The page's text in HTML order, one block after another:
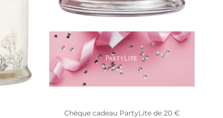
Chèque cadeau PartyLite de 20 €